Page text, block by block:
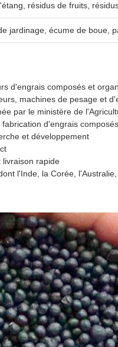
résidus de fruits,
jardinage, écume de boue,
d'engrais composés et
machines de pesage et
par le ministère de
d'engrais
et développement
livraison rapide
l'Inde, la Corée,